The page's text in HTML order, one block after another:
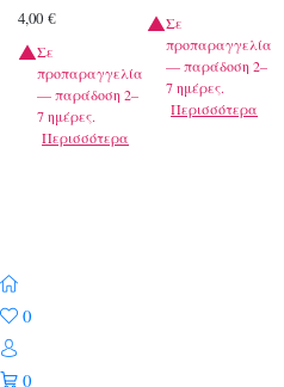
4,00 €
Σε
προπαραγγελία
— παράδοση 2–
7 ημέρες.
Περισσότερα
Σε
προπαραγγελία
— παράδοση 2–
7 ημέρες.
Περισσότερα
0
0